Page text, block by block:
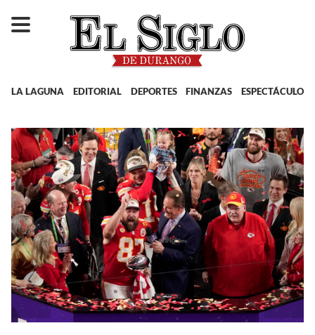
LA LAGUNA EDITORIAL DEPORTES FINANZAS ESPECTÁCULOS